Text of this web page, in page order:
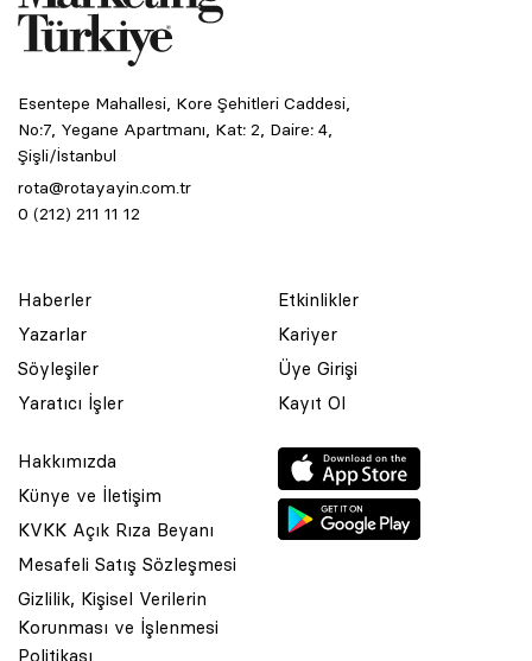
Esentepe Mahallesi, Kore Şehitleri Caddesi,
No:7, Yegane Apartmanı, Kat: 2, Daire: 4,
Şişli/İstanbul
rota@rotayayin.com.tr
0 (212) 211 11 12
Haberler
Yazarlar
Söyleşiler
Yaratıcı İşler
Etkinlikler
Kariyer
Üye Girişi
Kayıt Ol
Hakkımızda
Künye ve İletişim
KVKK Açık Rıza Beyanı
Mesafeli Satış Sözleşmesi
Gizlilik, Kişisel Verilerin
Korunması ve İşlenmesi
Politikası
© 2001 Rota Yayın Yapım Tanıtım Tic. Ltd. Şti. Bu Sitede Bulunan